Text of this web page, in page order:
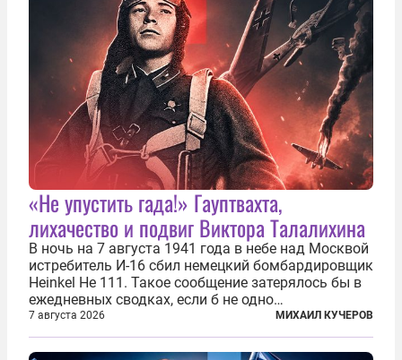
«Не упустить гада!» Гауптвахта,
лихачество и подвиг Виктора Талалихина
В ночь на 7 августа 1941 года в небе над Москвой
истребитель И-16 сбил немецкий бомбардировщик
Heinkel He 111. Такое сообщение затерялось бы в
ежедневных сводках, если б не одно
обстоятельство. Это был один из первых в
истории отечественной авиации ночных таранов.
У пилота — младшего лейтенанта...
7 августа 2026 МИХАИЛ КУЧЕРОВ